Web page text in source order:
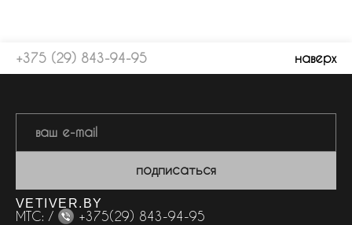
+375 (29) 843-94-95 наверх
подписаться
VETIVER.BY
МТС: /
+375(29) 843-94-95